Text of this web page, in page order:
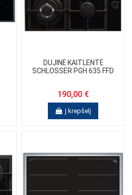
DUJINĖ KAITLENTĖ
SCHLOSSER PGH 635 FFD
190,00 €
Į krepšelį